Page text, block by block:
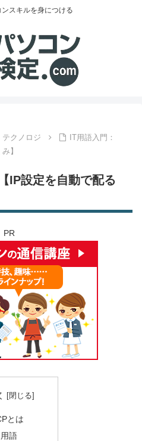
スキルを身につける
テクノロジ
IT用語入門：
】
IP設定を自動で配る
PR
とは
語